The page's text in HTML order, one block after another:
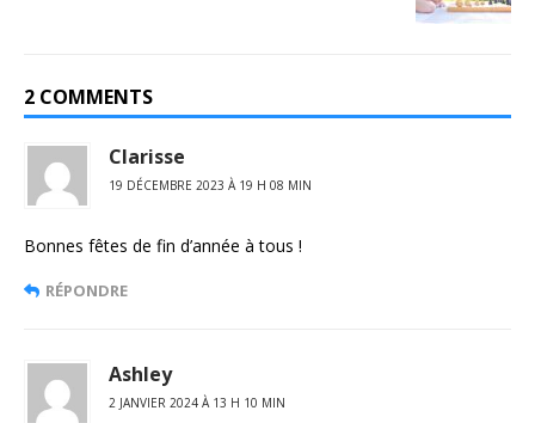
2 COMMENTS
Clarisse
19 DÉCEMBRE 2023 À 19 H 08 MIN
Bonnes fêtes de fin d’année à tous !
RÉPONDRE
Ashley
2 JANVIER 2024 À 13 H 10 MIN